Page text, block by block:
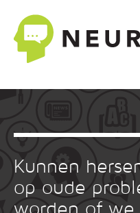
Kunnen
op oude
worden of we